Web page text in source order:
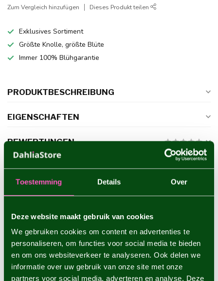
Toestemming Details Over
Deze website maakt gebruik van cookies
We gebruiken cookies om content en advertenties te
personaliseren, om functies voor social media te bieden
en om ons websiteverkeer te analyseren. Ook delen we
informatie over uw gebruik van onze site met onze
partners voor social media, adverteren en analyse. Deze
Zum Vergleich hinzufügen Dieses Produkt teilen
Exklusives Sortiment
Größte Knolle, größte Blüte
Immer 100% Blühgarantie
PRODUKTBESCHREIBUNG
EIGENSCHAFTEN
BEWERTUNGEN
ERGÄNZENDE PRODUKTE
Dahlie Linda's Baby €4,95